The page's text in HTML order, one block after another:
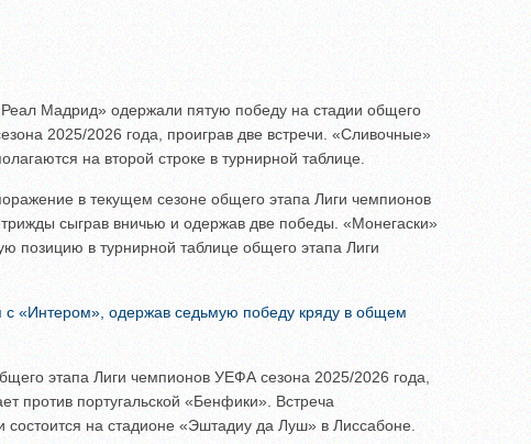
Мадрид» одержали пятую победу на стадии общего
2025/2026 года, проиграв две встречи. «Сливочные»
на второй строке в турнирной таблице.
в текущем сезоне общего этапа Лиги чемпионов
сыграв вничью и одержав две победы. «Монегаски»
позицию в турнирной таблице общего этапа Лиги
«Интером», одержав седьмую победу кряду в общем
этапа Лиги чемпионов УЕФА сезона 2025/2026 года,
против португальской «Бенфики». Встреча
состоится на стадионе «Эштадиу да Луш» в Лиссабоне.